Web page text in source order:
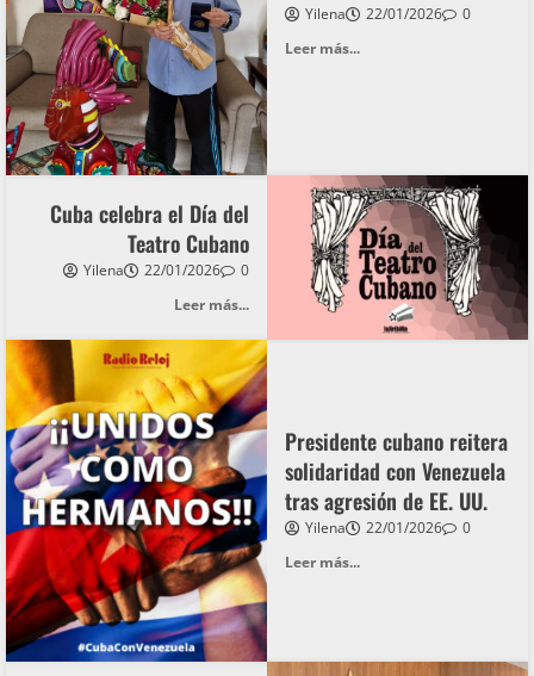
Yilena 22/01/2026
0
Leer más...
Cuba celebra el Día del
Teatro Cubano
Yilena 22/01/2026
0
Leer más...
Presidente cubano reitera
solidaridad con Venezuela
tras agresión de EE. UU.
Yilena 22/01/2026
0
Leer más...